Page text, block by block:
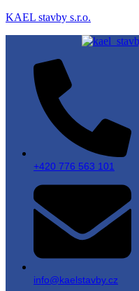
KAEL stavby s.r.o.
+420 776 563 101
info@kaelstavby.cz